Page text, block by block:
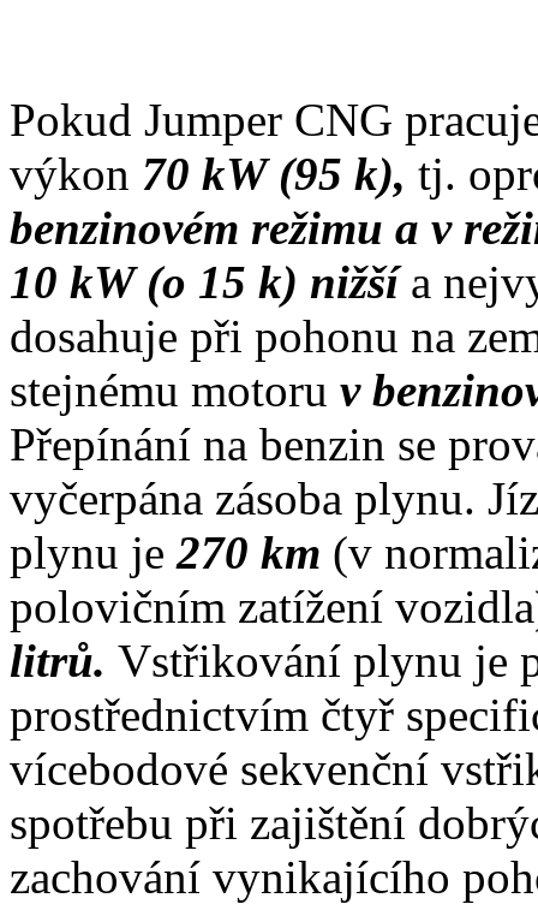
Pokud Jumper CNG
výkon 70 kW (95 k), tj.
benzinovém režimu a v
10 kW (o 15 k) nižšía
dosahuje při pohonu na
stejnému motoru v
Přepínání na benzin se
vyčerpána zásoba plynu.
plynu je270 km (v
polovičním zatížení
litrů. Vstřikování plynu je
prostřednictvím čtyř
vícebodové sekvenční
spotřebu při zajištění
zachování vynikajícího